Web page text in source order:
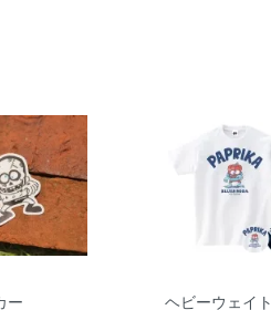
ー
ヘビーウェイト